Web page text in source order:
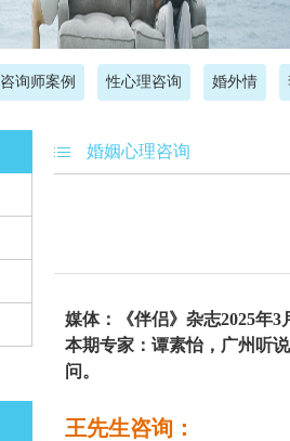
咨询师案例 性心理咨询 婚外情
婚姻心理咨询
媒体：《伴侣》杂志2025年3
本期专家： 谭素怡，广州听
问。
王先生咨询：